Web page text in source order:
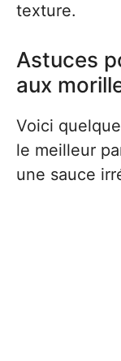
texture.
Astuces
aux
Voici
le meilleur
une sauce